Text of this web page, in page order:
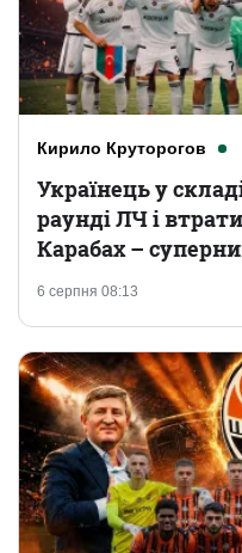
Кирило Круторогов
6 серпня 08:13
Українець у
раунді ЛЧ і
Карабах –